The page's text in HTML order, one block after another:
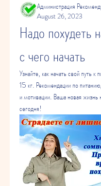
Администрация
August 26, 2023
Надо похудеть
с чего начать
Узнайте, как начать свой путь к
15 кг. Рекомендации по
и мотивации. Ваша новая жизнь
сегодня!